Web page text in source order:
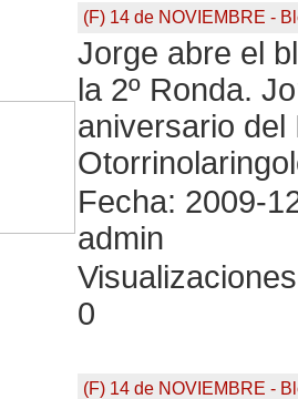
(F) 14 de NOVIEMBRE -
Jorge abre el
la 2º Ronda.
aniversario del
Fecha: 2009-
admin
0
(F) 14 de NOVIEMBRE -